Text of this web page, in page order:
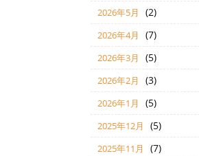
2026年5月 (2)
2026年4月 (7)
2026年3月 (5)
2026年2月 (3)
2026年1月 (5)
2025年12月 (5)
2025年11月 (7)